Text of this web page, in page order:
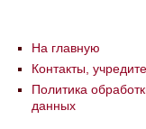
На главную
Контакты,
Политика
данных